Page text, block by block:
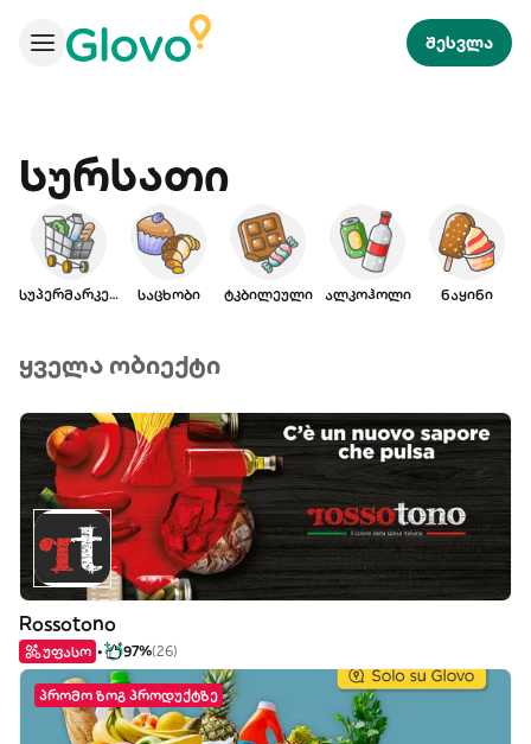
შესვლა
Სურსათი
სუპერმარკეტი საცხობი ტკბილეული ალკოჰოლი ნაყინი
ყველა ობიექტი
Rossotono
უფასო 97%(26)
პრომო ზოგ პროდუქტზე